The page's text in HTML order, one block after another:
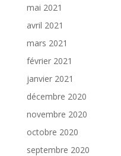
mai 2021
avril 2021
mars 2021
février 2021
janvier 2021
décembre 2020
novembre 2020
octobre 2020
septembre 2020